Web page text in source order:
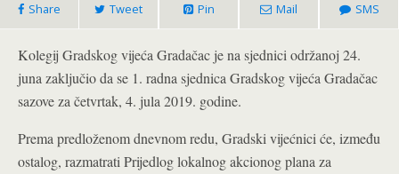
Share Tweet Pin Mail SMS
Kolegij Gradskog vijeća Gradačac je na sjednici održanoj 24.
juna zaključio da se 1. radna sjednica Gradskog vijeća Gradačac
sazove za četvrtak, 4. jula 2019. godine.
Prema predloženom dnevnom redu, Gradski vijećnici će, između
ostalog, razmatrati Prijedlog lokalnog akcionog plana za